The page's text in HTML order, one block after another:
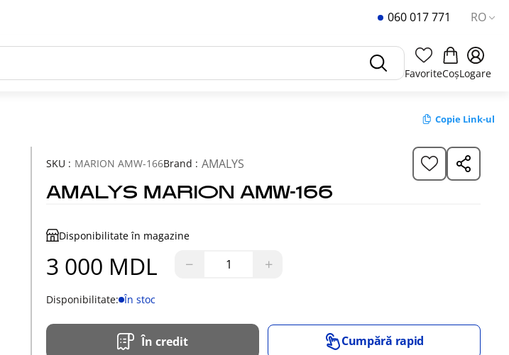
060 017 771 RO
FavoriteCoșLogare
Copie Link-ul
SKU : MARION AMW-166Brand : AMALYS
AMALYS MARION AMW-166
Disponibilitate în magazine
3 000 MDL − +
Disponibilitate: În stoc
În credit Cumpără rapid